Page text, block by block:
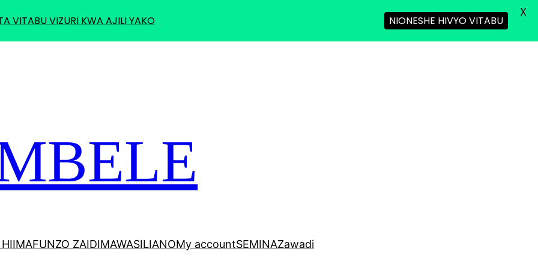
MAFUNZO ZAIDIMAWASILIANOMy accountSEMINAZawadi
VITABU VIZURI KWA AJILI YAKO NIONESHE HIVYO VITABU
X